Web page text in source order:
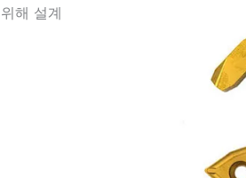
해 설계